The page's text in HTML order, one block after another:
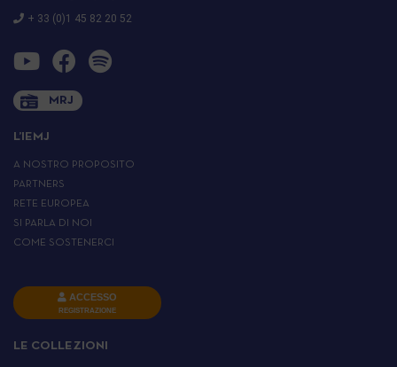
+ 33 (0)1 45 82 20 52
MRJ
L’IEMJ
A NOSTRO PROPOSITO
PARTNERS
RETE EUROPEA
SI PARLA DI NOI
COME SOSTENERCI
ACCESSO
REGISTRAZIONE
LE COLLEZIONI